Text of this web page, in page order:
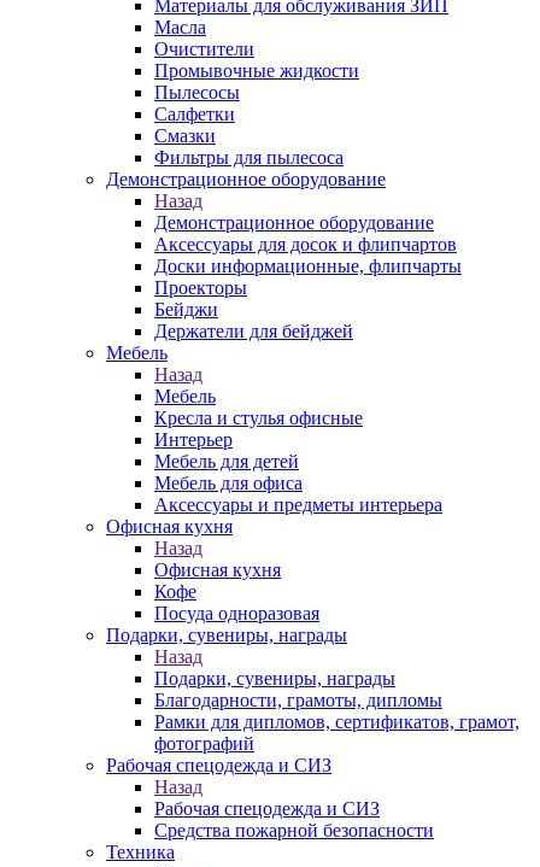
Материалы для обслуживания ЗИП
Масла
Очистители
Промывочные жидкости
Пылесосы
Салфетки
Смазки
Фильтры для пылесоса
Демонстрационное оборудование
Назад
Демонстрационное оборудование
Аксессуары для досок и флипчартов
Доски информационные, флипчарты
Проекторы
Бейджи
Держатели для бейджей
Мебель
Назад
Мебель
Кресла и стулья офисные
Интерьер
Мебель для детей
Мебель для офиса
Аксессуары и предметы интерьера
Офисная кухня
Назад
Офисная кухня
Кофе
Посуда одноразовая
Подарки, сувениры, награды
Назад
Подарки, сувениры, награды
Благодарности, грамоты, дипломы
Рамки для дипломов, сертификатов, грамот,
фотографий
Рабочая спецодежда и СИЗ
Назад
Рабочая спецодежда и СИЗ
Средства пожарной безопасности
Техника